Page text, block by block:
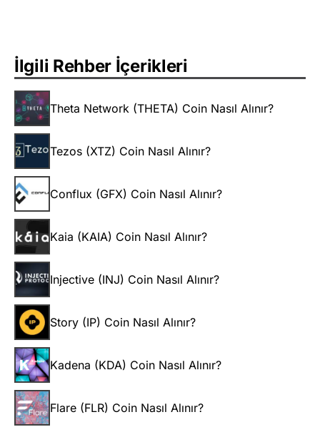
İlgili Rehber İçerikleri
Theta Network (THETA) Coin Nasıl Alınır?
Tezos (XTZ) Coin Nasıl Alınır?
Conflux (GFX) Coin Nasıl Alınır?
Kaia (KAIA) Coin Nasıl Alınır?
Injective (INJ) Coin Nasıl Alınır?
Story (IP) Coin Nasıl Alınır?
Kadena (KDA) Coin Nasıl Alınır?
Flare (FLR) Coin Nasıl Alınır?